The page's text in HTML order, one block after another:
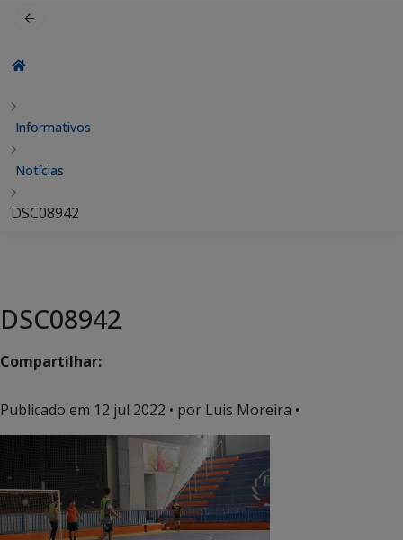
Informativos
Notícias
DSC08942
DSC08942
Compartilhar:
Publicado em 12 jul 2022 • por Luis Moreira •